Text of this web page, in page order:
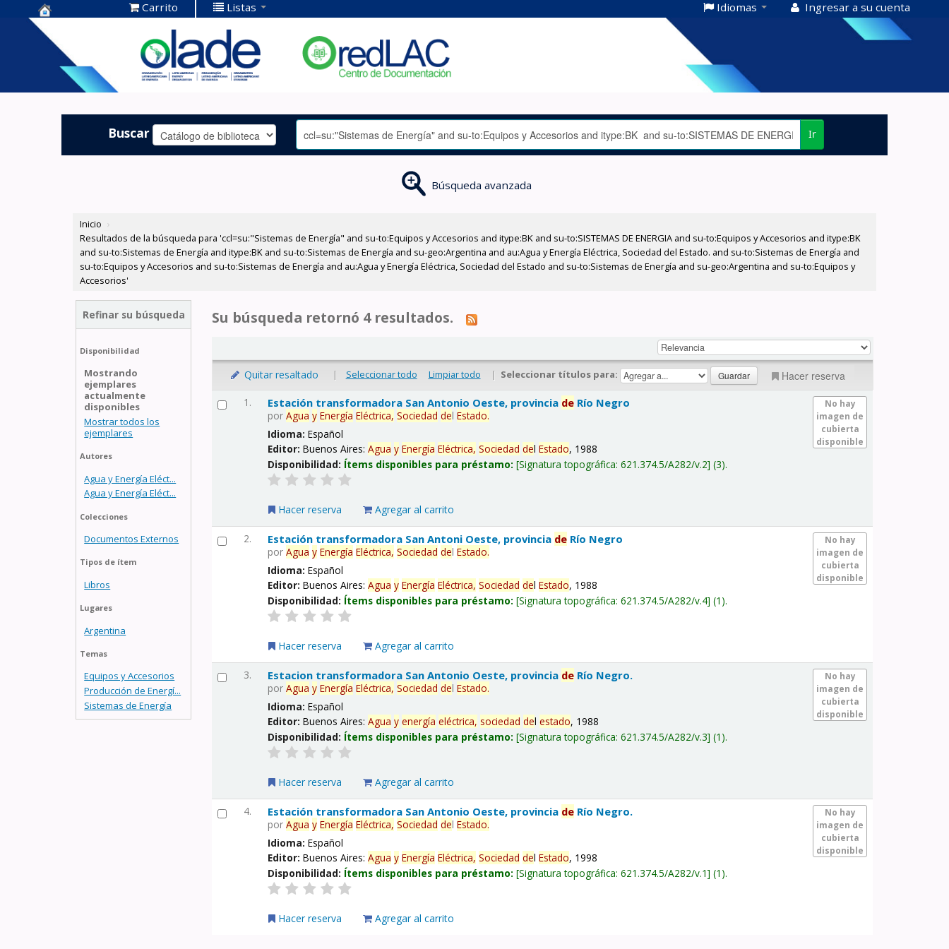
Centro de
Documentación
OLADE -
Carrito Listas Idiomas Ingresar a su cuenta
Buscar Ir
Búsqueda avanzada
Inicio ›
Resultados de la búsqueda para 'ccl=su:"Sistemas de Energía" and su-to:Equipos y Accesorios and itype:BK and su-to:SISTEMAS DE ENERGIA and su-to:Equipos y Accesorios and itype:BK
and su-to:Sistemas de Energía and itype:BK and su-to:Sistemas de Energía and su-geo:Argentina and au:Agua y Energía Eléctrica, Sociedad del Estado. and su-to:Sistemas de Energía and
su-to:Equipos y Accesorios and su-to:Sistemas de Energía and au:Agua y Energía Eléctrica, Sociedad del Estado and su-to:Sistemas de Energía and su-geo:Argentina and su-to:Equipos y
Accesorios'
Refinar su búsqueda
Disponibilidad
Mostrando
ejemplares
actualmente
disponibles
Mostrar todos los
ejemplares
Autores
Agua y Energía Eléct...
Agua y Energía Eléct...
Colecciones
Documentos Externos
Tipos de ítem
Libros
Lugares
Argentina
Temas
Equipos y Accesorios
Producción de Energí...
Sistemas de Energía
Su búsqueda retornó 4 resultados.
Quitar resaltado | Seleccionar todo Limpiar todo | Seleccionar títulos para: Hacer reserva
1.
No hay
imagen de
cubierta
disponible
Estación transformadora San Antonio Oeste, provincia de Río Negro
porAgua y Energía Eléctrica, Sociedad delEstado.
Idioma:Español
Editor:Buenos Aires:Agua y Energía Eléctrica, Sociedad delEstado, 1988
Disponibilidad: Ítems disponibles para préstamo: Signatura topográfica:621.374.5/A282/v.2 (3).
Hacer reserva Agregar al carrito
2.
No hay
imagen de
cubierta
disponible
Estación transformadora San Antoni Oeste, provincia de Río Negro
porAgua y Energía Eléctrica, Sociedad delEstado.
Idioma:Español
Editor:Buenos Aires:Agua y Energía Eléctrica, Sociedad delEstado, 1988
Disponibilidad: Ítems disponibles para préstamo: Signatura topográfica:621.374.5/A282/v.4 (1).
Hacer reserva Agregar al carrito
3.
No hay
imagen de
cubierta
disponible
Estacion transformadora San Antonio Oeste, provincia de Río Negro.
porAgua y Energía Eléctrica, Sociedad delEstado.
Idioma:Español
Editor:Buenos Aires:Agua y energía eléctrica, sociedad delestado, 1988
Disponibilidad: Ítems disponibles para préstamo: Signatura topográfica:621.374.5/A282/v.3 (1).
Hacer reserva Agregar al carrito
4.
No hay
imagen de
cubierta
disponible
Estación transformadora San Antonio Oeste, provincia de Río Negro.
porAgua y Energía Eléctrica, Sociedad delEstado.
Idioma:Español
Editor:Buenos Aires:Agua y Energía Eléctrica, Sociedad delEstado, 1998
Disponibilidad: Ítems disponibles para préstamo: Signatura topográfica:621.374.5/A282/v.1 (1).
Hacer reserva Agregar al carrito